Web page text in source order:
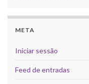
META
Iniciar sessão
Feed de entradas